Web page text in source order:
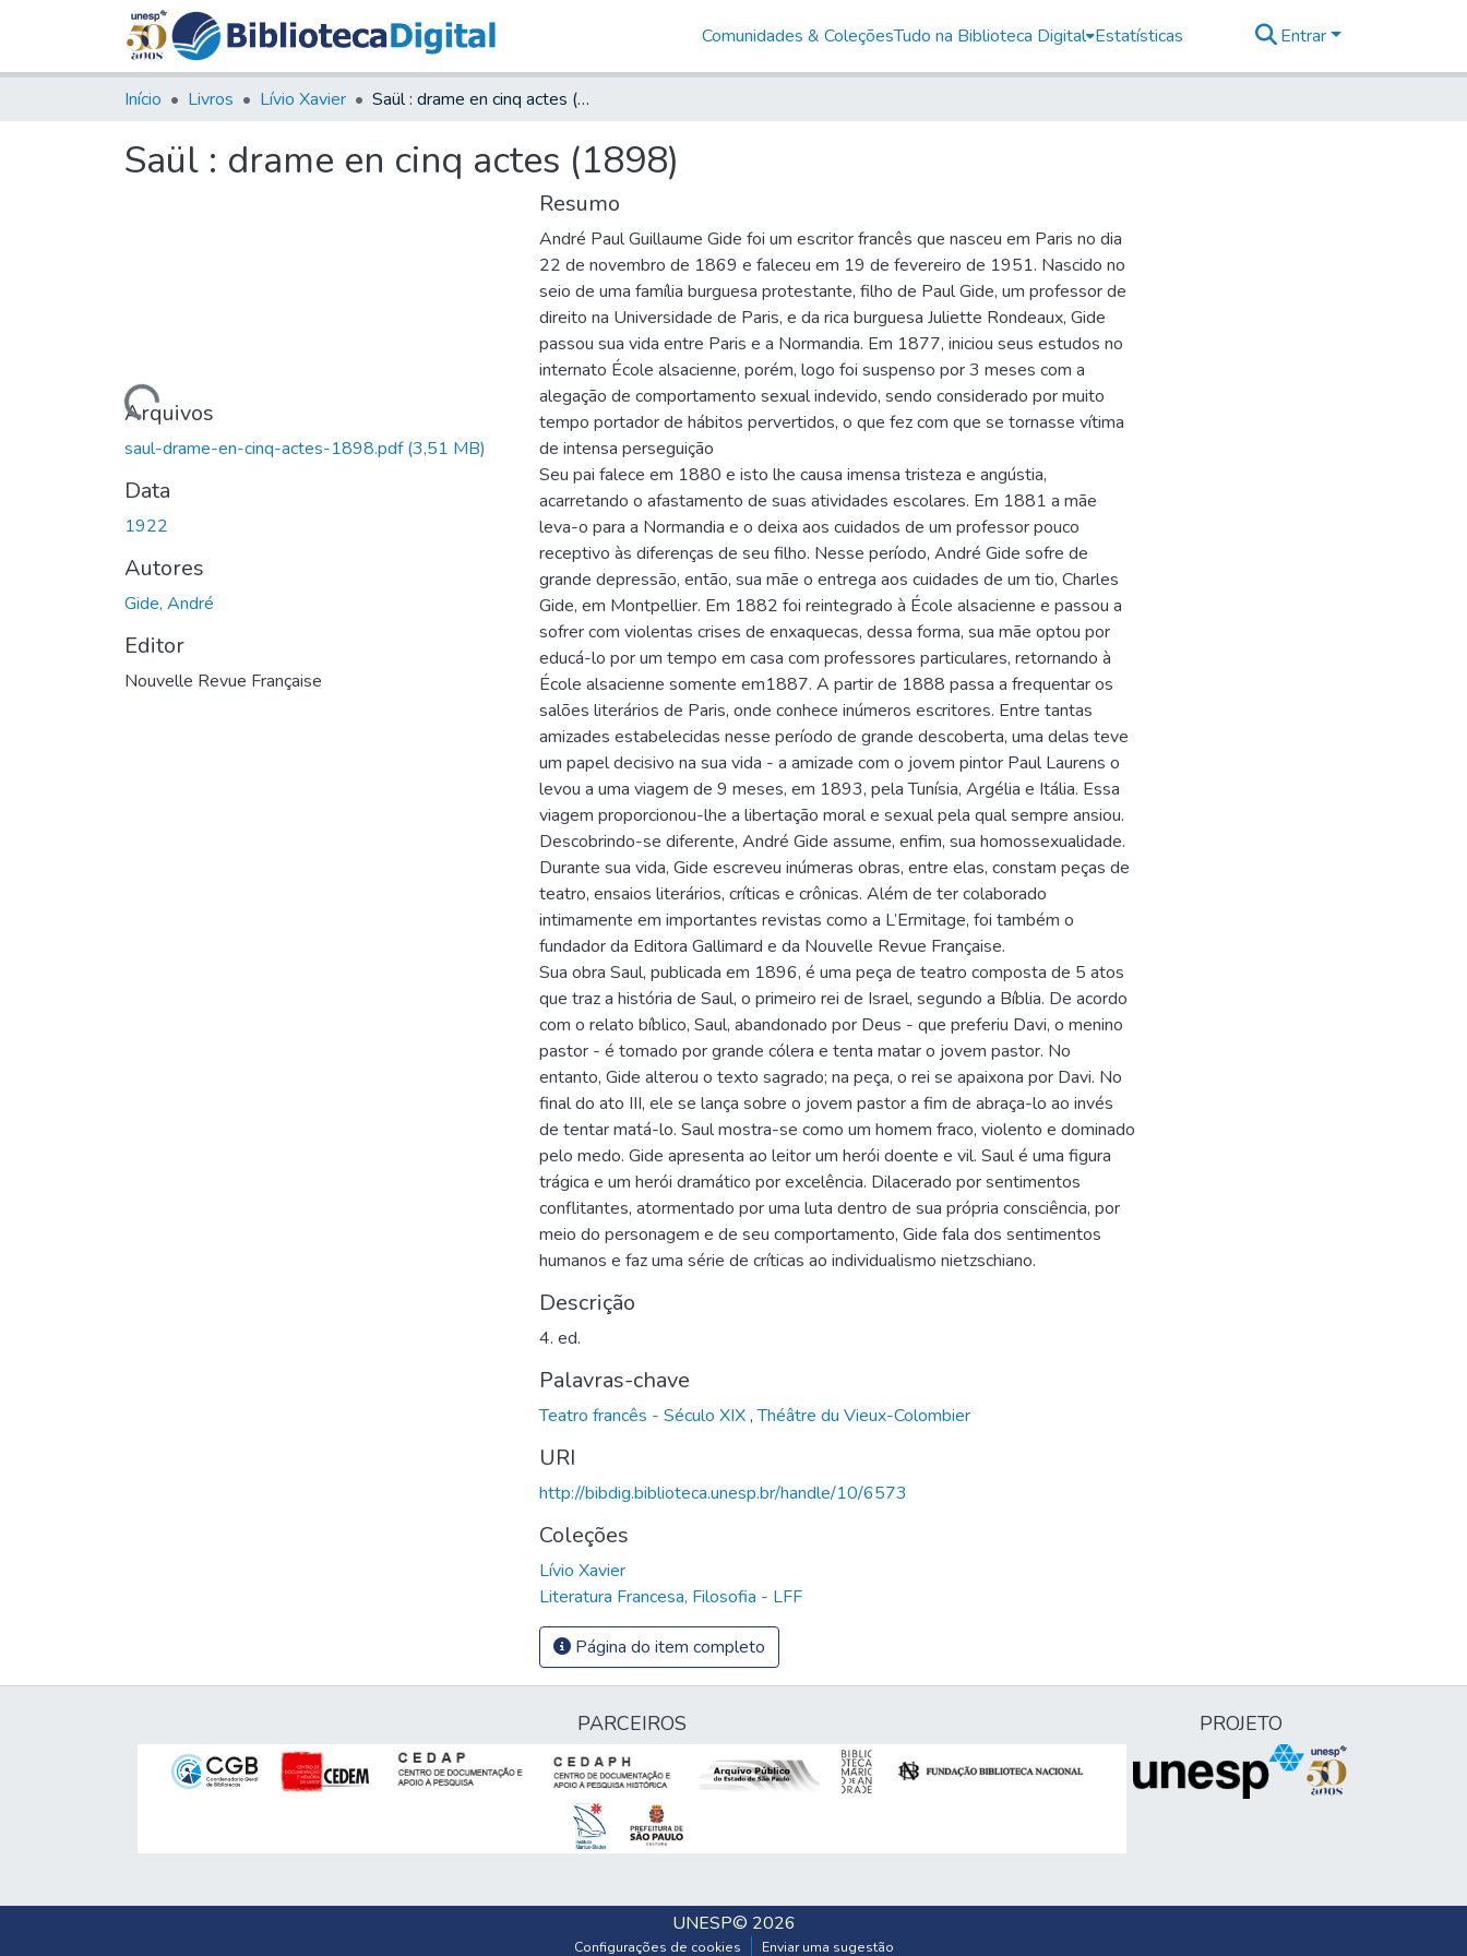
Comunidades & ColeçõesTudo na Biblioteca Digital Estatísticas Entrar
Início Livros Lívio Xavier Saül : drame en cinq actes (1898)
Saül : drame en cinq actes (1898)
Carregando...
Arquivos
saul-drame-en-cinq-actes-1898.pdf(3,51 MB)
Data
1922
Autores
Gide, André
Editor
Nouvelle Revue Française
Resumo
André Paul Guillaume Gide foi um escritor francês que nasceu em Paris no dia
22 de novembro de 1869 e faleceu em 19 de fevereiro de 1951. Nascido no
seio de uma família burguesa protestante, filho de Paul Gide, um professor de
direito na Universidade de Paris, e da rica burguesa Juliette Rondeaux, Gide
passou sua vida entre Paris e a Normandia. Em 1877, iniciou seus estudos no
internato École alsacienne, porém, logo foi suspenso por 3 meses com a
alegação de comportamento sexual indevido, sendo considerado por muito
tempo portador de hábitos pervertidos, o que fez com que se tornasse vítima
de intensa perseguição
Seu pai falece em 1880 e isto lhe causa imensa tristeza e angústia,
acarretando o afastamento de suas atividades escolares. Em 1881 a mãe
leva-o para a Normandia e o deixa aos cuidados de um professor pouco
receptivo às diferenças de seu filho. Nesse período, André Gide sofre de
grande depressão, então, sua mãe o entrega aos cuidades de um tio, Charles
Gide, em Montpellier. Em 1882 foi reintegrado à École alsacienne e passou a
sofrer com violentas crises de enxaquecas, dessa forma, sua mãe optou por
educá-lo por um tempo em casa com professores particulares, retornando à
École alsacienne somente em1887. A partir de 1888 passa a frequentar os
salões literários de Paris, onde conhece inúmeros escritores. Entre tantas
amizades estabelecidas nesse período de grande descoberta, uma delas teve
um papel decisivo na sua vida - a amizade com o jovem pintor Paul Laurens o
levou a uma viagem de 9 meses, em 1893, pela Tunísia, Argélia e Itália. Essa
viagem proporcionou-lhe a libertação moral e sexual pela qual sempre ansiou.
Descobrindo-se diferente, André Gide assume, enfim, sua homossexualidade.
Durante sua vida, Gide escreveu inúmeras obras, entre elas, constam peças de
teatro, ensaios literários, críticas e crônicas. Além de ter colaborado
intimamente em importantes revistas como a L’Ermitage, foi também o
fundador da Editora Gallimard e da Nouvelle Revue Française.
Sua obra Saul, publicada em 1896, é uma peça de teatro composta de 5 atos
que traz a história de Saul, o primeiro rei de Israel, segundo a Bíblia. De acordo
com o relato bíblico, Saul, abandonado por Deus - que preferiu Davi, o menino
pastor - é tomado por grande cólera e tenta matar o jovem pastor. No
entanto, Gide alterou o texto sagrado; na peça, o rei se apaixona por Davi. No
final do ato III, ele se lança sobre o jovem pastor a fim de abraça-lo ao invés
de tentar matá-lo. Saul mostra-se como um homem fraco, violento e dominado
pelo medo. Gide apresenta ao leitor um herói doente e vil. Saul é uma figura
trágica e um herói dramático por excelência. Dilacerado por sentimentos
conflitantes, atormentado por uma luta dentro de sua própria consciência, por
meio do personagem e de seu comportamento, Gide fala dos sentimentos
humanos e faz uma série de críticas ao individualismo nietzschiano.
Descrição
4. ed.
Palavras-chave
Teatro francês - Século XIX,Théâtre du Vieux-Colombier
URI
http://bibdig.biblioteca.unesp.br/handle/10/6573
Coleções
Lívio Xavier
Literatura Francesa, Filosofia - LFF
Página do item completo
PARCEIROS PROJETO
UNESP© 2026
Configurações de cookies Enviar uma sugestão